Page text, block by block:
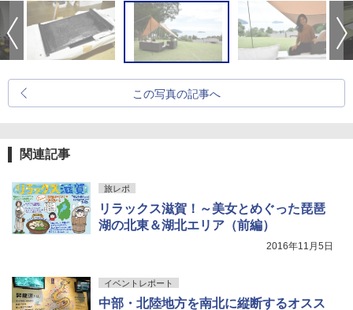
この写真の記事へ
関連記事
旅レポ
リラックス滋賀！～美女とめぐった琵琶
湖の北東＆湖北エリア（前編）
2016年11月5日
イベントレポート
中部・北陸地方を南北に縦断するオスス